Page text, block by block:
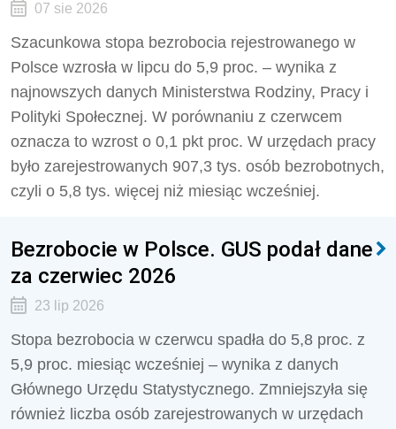
07 sie 2026
Szacunkowa stopa bezrobocia rejestrowanego w
Polsce wzrosła w lipcu do 5,9 proc. – wynika z
najnowszych danych Ministerstwa Rodziny, Pracy i
Polityki Społecznej. W porównaniu z czerwcem
oznacza to wzrost o 0,1 pkt proc. W urzędach pracy
było zarejestrowanych 907,3 tys. osób bezrobotnych,
czyli o 5,8 tys. więcej niż miesiąc wcześniej.
Bezrobocie w Polsce. GUS podał dane
za czerwiec 2026
23 lip 2026
Stopa bezrobocia w czerwcu spadła do 5,8 proc. z
5,9 proc. miesiąc wcześniej – wynika z danych
Głównego Urzędu Statystycznego. Zmniejszyła się
również liczba osób zarejestrowanych w urzędach